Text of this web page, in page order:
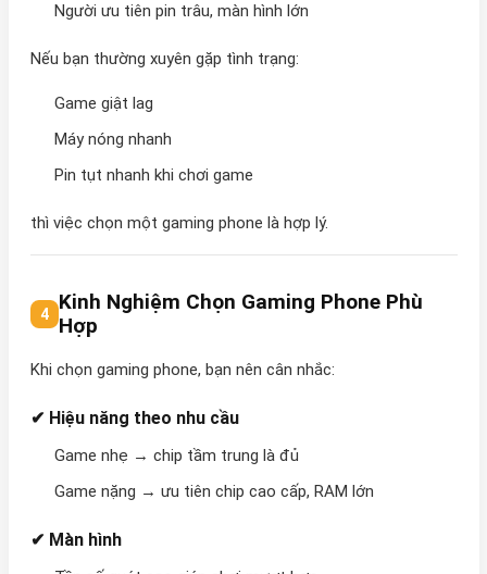
Người ưu tiên pin trâu, màn hình lớn
Nếu bạn thường xuyên gặp tình trạng:
Game giật lag
Máy nóng nhanh
Pin tụt nhanh khi chơi game
thì việc chọn một gaming phone là hợp lý.
Kinh Nghiệm Chọn Gaming Phone Phù
Hợp
Khi chọn gaming phone, bạn nên cân nhắc:
✔ Hiệu năng theo nhu cầu
Game nhẹ → chip tầm trung là đủ
Game nặng → ưu tiên chip cao cấp, RAM lớn
✔ Màn hình